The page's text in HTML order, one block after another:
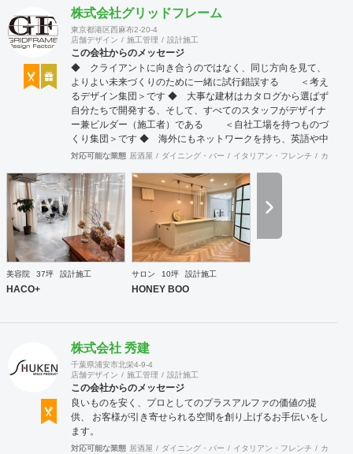
株式会社グリッドフレーム
東京都港区西麻布2-20-4
店舗デザイン
施工管理 設計施工
この会社からのメッセージ
◆ クライアントに向き合うのではなく、同じ方向を見て、
よりよい未来づくりのために一緒に試行錯誤する ＜考え
るデザイン集団＞です ◆ 大事な建材はカタログから選ばず
自分たちで開発する、そして、すべてのスタッフがデザイナ
ー兼ビルダー（施工者）である ＜自社工場を持つものづ
くり集団＞です ◆ 海外にもネットワークを持ち、英語や中
国語に堪能なスタッフたちが、海外から国内への出店をスム
工案件、設計＋造作物の案件、施工案件、造作物制作など、
多様な請負形態が可能です。工場では金属を中心にさまざま
な素材を用いた制作が可能で、例えば通常デザイン性とは無
縁な特定防火設備（鉄扉）などにも高いデザイン性を施すこ
とも可能です。 GRIDFRAME とりかえのきかない空間
https://gridframe.co.jp/ Synes(シネス) 霧のようなやわらか
込む空間 https://sotochiku.com/
対応可能な業態 居酒屋 ダイニング・バー イタリアン・フレンチ カフェ
美容院 37坪 設計施工
HACO+
サロン 10坪 設計施工
HONEY BOO
株式会社 秀建
千葉県浦安市北栄4-9-4
店舗デザイン
施工管理 設計施工
この会社からのメッセージ
良いものを安く、プロとしてのプラスアルファの価値の提
供、 お客様が引き寄せられる空間を創り上げるお手伝いをし
ます。
対応可能な業態 居酒屋 ダイニング・バー イタリアン・フレンチ カフェ